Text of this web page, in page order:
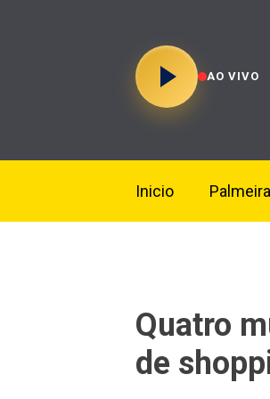
AO VIVO
Inicio
Quatro
de